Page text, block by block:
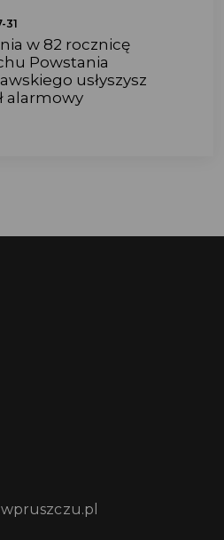
31
w 82 rocznicę
Powstania
usłyszysz
alarmowy